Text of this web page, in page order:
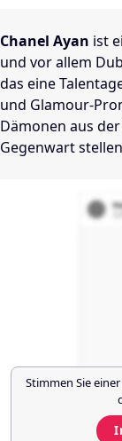
Chanel Ayan ist
und vor allem
das eine
und Glamour-
Dämonen aus
Gegenwart
Stimmen Sie